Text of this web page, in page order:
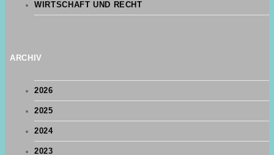
WIRTSCHAFT UND RECHT
ARCHIV
2026
2025
2024
2023